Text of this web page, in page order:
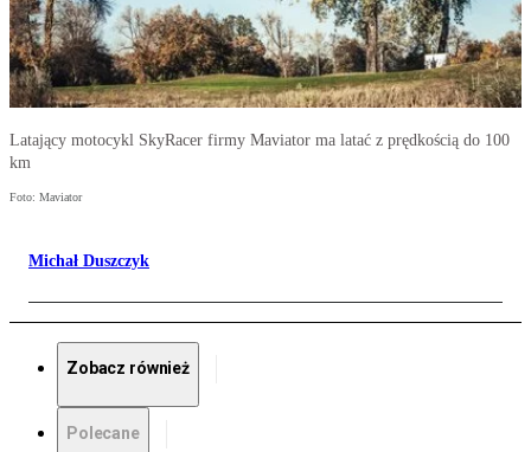
Latający motocykl SkyRacer firmy Maviator ma latać z prędkością do 100
km
Foto: Maviator
Michał Duszczyk
Zobacz również
Polecane